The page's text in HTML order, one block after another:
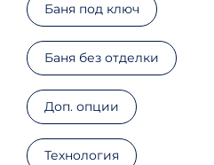
Баня под ключ
Баня без отделки
Доп. опции
Технология